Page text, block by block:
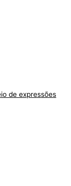
de expressões